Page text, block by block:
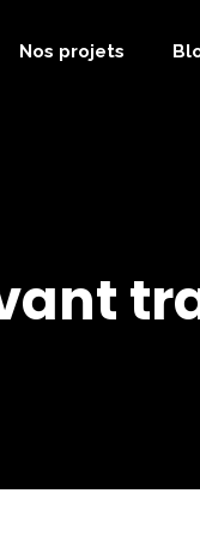
Nos projets